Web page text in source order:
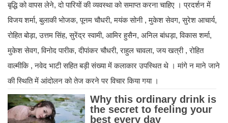
बृद्धि को वापस लेने, दो पारियों की व्यवस्था को समाप्त करना चाहिए । प्रदर्शन में
विजय शर्मा, बुलाकी भोजक, पूनम चौधरी, मयंक सोनी , मुकेश सेवग, सुरेश आचार्य,
रोहित बोड़ा, उत्तम सिंह, सुरेंद्र स्वामी, आमिर हुसैन, अनिल बांधड़ा, विकास शर्मा,
मुकेश सेवग, विनोद पारीक, दीपांकर चौधरी, राहुल चावला, जय खत्री , रोहित
वाल्मीकि , नवेद भाटी सहित बड़ी संख्या में कलाकार उपस्थित थे । मांगे न माने जाने
की स्थिति में आंदोलन को तेज करने पर विचार किया गया ।